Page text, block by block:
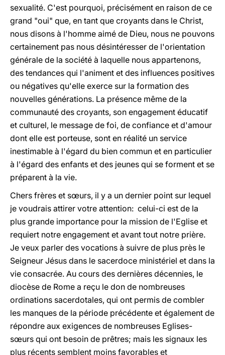
sexualité. C'est pourquoi, précisément en raison de ce
grand "oui" que, en tant que croyants dans le Christ,
nous disons à l'homme aimé de Dieu, nous ne pouvons
certainement pas nous désintéresser de l'orientation
générale de la société à laquelle nous appartenons,
des tendances qui l'animent et des influences positives
ou négatives qu'elle exerce sur la formation des
nouvelles générations. La présence même de la
communauté des croyants, son engagement éducatif
et culturel, le message de foi, de confiance et d'amour
dont elle est porteuse, sont en réalité un service
inestimable à l'égard du bien commun et en particulier
à l'égard des enfants et des jeunes qui se forment et se
préparent à la vie.
Chers frères et sœurs, il y a un dernier point sur lequel
je voudrais attirer votre attention: celui-ci est de la
plus grande importance pour la mission de l'Eglise et
requiert notre engagement et avant tout notre prière.
Je veux parler des vocations à suivre de plus près le
Seigneur Jésus dans le sacerdoce ministériel et dans la
vie consacrée. Au cours des dernières décennies, le
diocèse de Rome a reçu le don de nombreuses
ordinations sacerdotales, qui ont permis de combler
les manques de la période précédente et également de
répondre aux exigences de nombreuses Eglises-
sœurs qui ont besoin de prêtres; mais les signaux les
plus récents semblent moins favorables et